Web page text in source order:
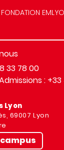
33 78 00
: +33
Lyon
69007 Lyon